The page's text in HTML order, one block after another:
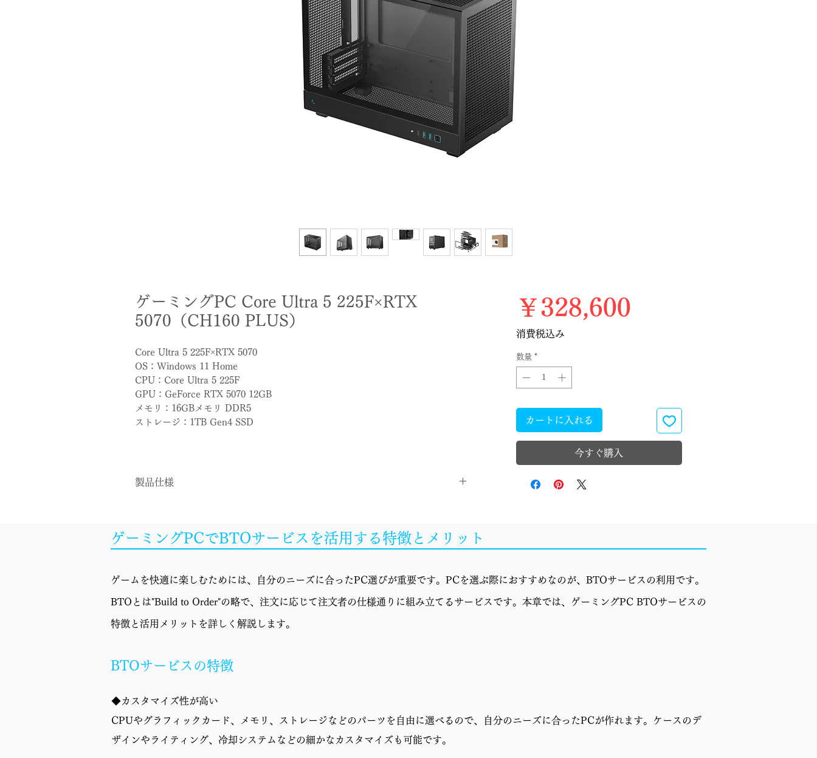
ゲーミングPC Core Ultra 5 225F×RTX
5070（CH160 PLUS）
Core Ultra 5 225F×RTX 5070
OS：Windows 11 Home
CPU：Core Ultra 5 225F
GPU：GeForce RTX 5070 12GB
メモリ：16GBメモリ DDR5
ストレージ：1TB Gen4 SSD
製品仕様
CPU Core Ultra 5 225F
B860
GPU
電源
￥328,600価格
消費税込み
数量 *
カートに入れる
今すぐ購入
ゲーミングPCでBTOサービスを活用する特徴とメリット
ゲームを快適に楽しむためには、自分のニーズに合ったPC選びが重要です。PCを選ぶ際におすすめなのが、BTOサービスの利用です。
BTOとは"Build to Order"の略で、注文に応じて注文者の仕様通りに組み立てるサービスです。本章では、ゲーミングPC BTOサービスの
特徴と活用メリットを詳しく解説します。
BTOサービスの特徴
◆カスタマイズ性が高い
CPUやグラフィックカード、メモリ、ストレージなどのパーツを自由に選べるので、自分のニーズに合ったPCが作れます。ケースのデ
ザインやライティング、冷却システムなどの細かなカスタマイズも可能です。